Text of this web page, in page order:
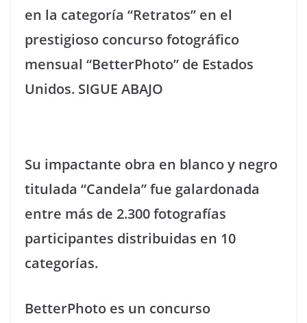
en la categoría “Retratos” en el
prestigioso concurso fotográfico
mensual “BetterPhoto” de Estados
Unidos. SIGUE ABAJO
Su impactante obra en blanco y negro
titulada “Candela” fue galardonada
entre más de 2.300 fotografías
participantes distribuidas en 10
categorías.
BetterPhoto es un concurso